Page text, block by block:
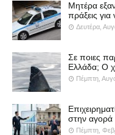
Μητέρα
πράξεις
Δευτέρα,
Σε ποιες
Ελλάδα; Ο
Πέμπτη,
στην αγορά
Πέμπτη,